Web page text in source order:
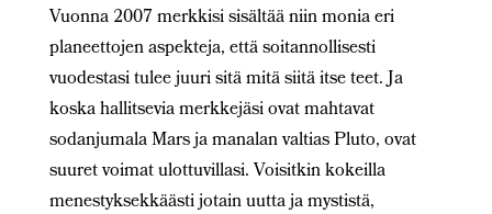
Vuonna 2007 merkkisi sisältää niin monia eri
planeettojen aspekteja, että soitannollisesti
vuodestasi tulee juuri sitä mitä siitä itse teet. Ja
koska hallitsevia merkkejäsi ovat mahtavat
sodanjumala Mars ja manalan valtias Pluto, ovat
suuret voimat ulottuvillasi. Voisitkin kokeilla
menestyksekkäästi jotain uutta ja mystistä,